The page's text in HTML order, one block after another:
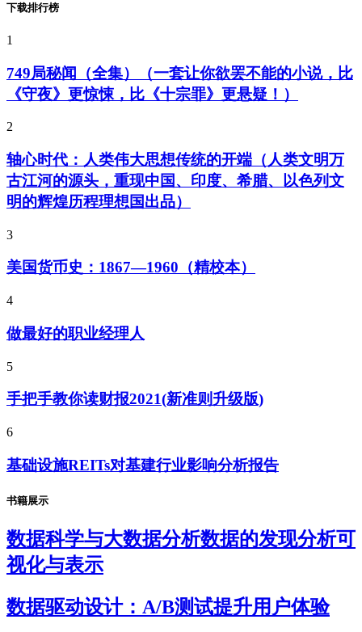
下载排行榜
1
749局秘闻（全集）（一套让你欲罢不能的小说，比
《守夜》更惊悚，比《十宗罪》更悬疑！）
2
轴心时代：人类伟大思想传统的开端（人类文明万
古江河的源头，重现中国、印度、希腊、以色列文
明的辉煌历程理想国出品）
3
美国货币史：1867—1960（精校本）
4
做最好的职业经理人
5
手把手教你读财报2021(新准则升级版)
6
基础设施REITs对基建行业影响分析报告
书籍展示
数据科学与大数据分析数据的发现分析可
视化与表示
数据驱动设计：A/B测试提升用户体验